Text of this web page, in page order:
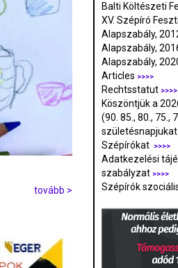
tovább >
Balti Költészeti
XV. Szépíró
Alapszabály,
Alapszabály,
Alapszabály,
Articles >>>>
Rechtsstatut >>>>
Köszöntjük a
(90. 85., 80., 75.,
Szépírókat
>>>>
Adatkezelési
szabályzat >>>>
Szépírók